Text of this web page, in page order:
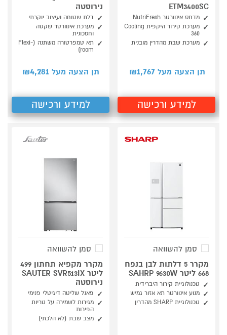
ETM3400SC
מדחס אינוורטר NutriFresh
מערכת קירור היקפית Cooling
360
מערכת שבת מהדרין מובנית
תן הצעה מעל ₪ 1,767
למידע ורכישה
נירוסטה
דלת שטוחה ועיצוב יוקרתי
מערכת אינוורטר שקטה
וחסכונית
תא טמפרטורה משתנה (Flexi-
room)
תן הצעה מעל ₪ 4,281
למידע ורכישה
סמן להשוואה
מקרר 5 דלתות לבן בנפח
668 ליטר SAHRP 9630W
טכנולוגיית קירור היברידית
מנוע אינוורטר תא אזור גמיש
טכנולוגיית SHARP מהדרין
סמן להשוואה
מקרר מקפיא תחתון 499
ליטר SAUTER SVR513IX
נירוסטה
פאנל שליטה דיגיטלי פנימי
מגירות לשמירה על טריות
הפירות
מצב שבת (לא הלכתי)